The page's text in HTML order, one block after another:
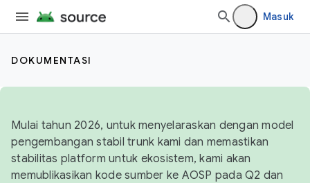
Masuk
DOKUMENTASI
Mulai tahun 2026, untuk menyelaraskan dengan model
pengembangan stabil trunk kami dan memastikan
stabilitas platform untuk ekosistem, kami akan
memublikasikan kode sumber ke AOSP pada Q2 dan